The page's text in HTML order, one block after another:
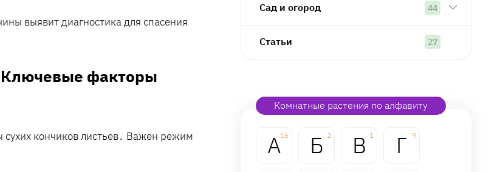
выявит диагностика для спасения
факторы
кончиков листьев․ Важен режим
Сад и огород 44
Статьи 27
Комнатные растения по алфавиту
А16 Б 2 В 1 Г 9